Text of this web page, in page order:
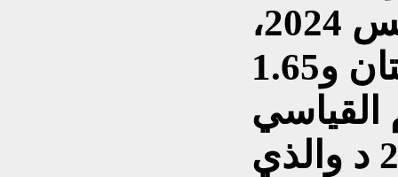
ذهبيات في أولمبياد باريس 2024،
بالسباق بزمن قدره دقيقتان و1.65
القياسي
السابق البالغ 2:01.81 د والذي